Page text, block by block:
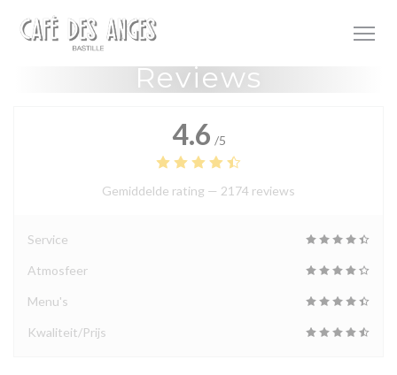
Reviews
4.6 /5
Gemiddelde rating — 2174 reviews
Service
Atmosfeer
Menu's
Kwaliteit/Prijs